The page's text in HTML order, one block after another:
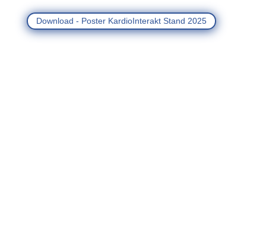
Download - Poster KardioInterakt Stand 2025